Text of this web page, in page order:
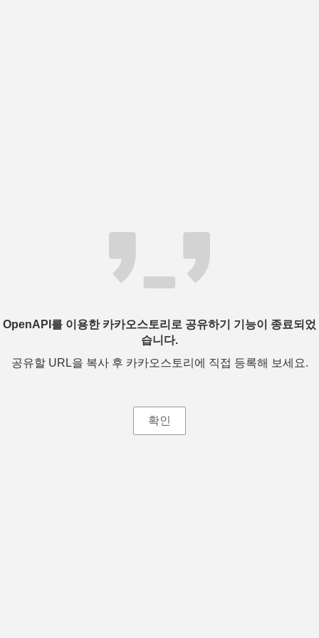
OpenAPI를 이용한 카카오스토리로 공유하기 기능이 종료되었
습니다.
공유할 URL을 복사 후 카카오스토리에 직접 등록해 보세요.
확인